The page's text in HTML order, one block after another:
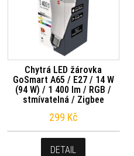
Chytrá LED žárovka
GoSmart A65 / E27 / 14 W
(94 W) / 1 400 lm / RGB /
stmívatelná / Zigbee
299 Kč
DETAIL